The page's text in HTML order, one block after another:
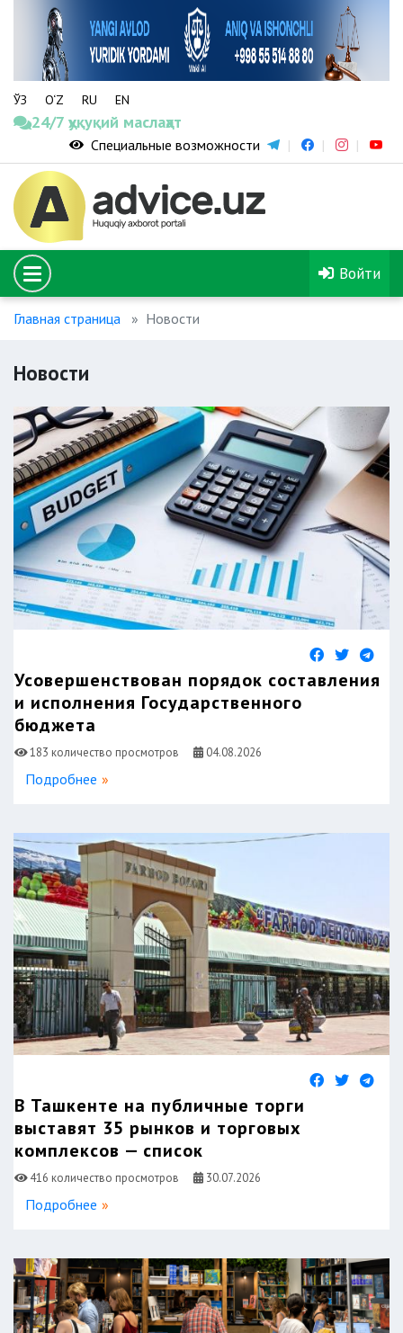
ЎЗ O‘Z RU EN
24/7 ҳуқуқий маслаҳат
Специальные возможности
Войти
Главная страница Новости
Новости
Усовершенствован порядок составления
и исполнения Государственного
бюджета
183 количество просмотров 04.08.2026
Подробнее
В Ташкенте на публичные торги
выставят 35 рынков и торговых
комплексов — список
416 количество просмотров 30.07.2026
Подробнее